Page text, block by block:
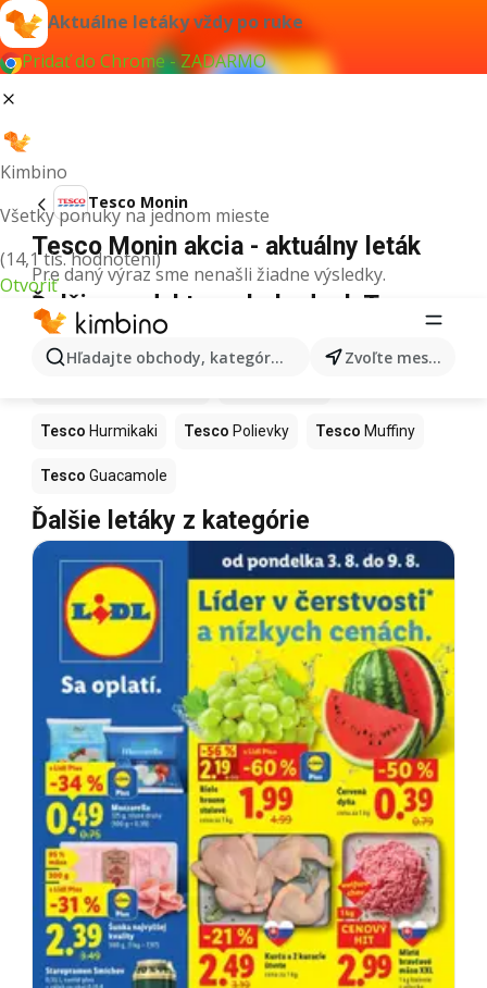
Aktuálne letáky vždy po ruke
Pridať do Chrome - ZADARMO
Kimbino
Všetky ponuky na jednom mieste
(14,1 tis. hodnotení)
Otvoriť
Hľadajte obchody, kategórie, produkty... Zvoľte mesto
Tesco Monin
Tesco Monin akcia - aktuálny leták
Pre daný výraz sme nenašli žiadne výsledky.
Ďalšie produkty v obchodoch Tesco
Tesco Hurmikaki Tesco Polievky Tesco Muffiny
Tesco Guacamole
Ďalšie letáky z kategórie